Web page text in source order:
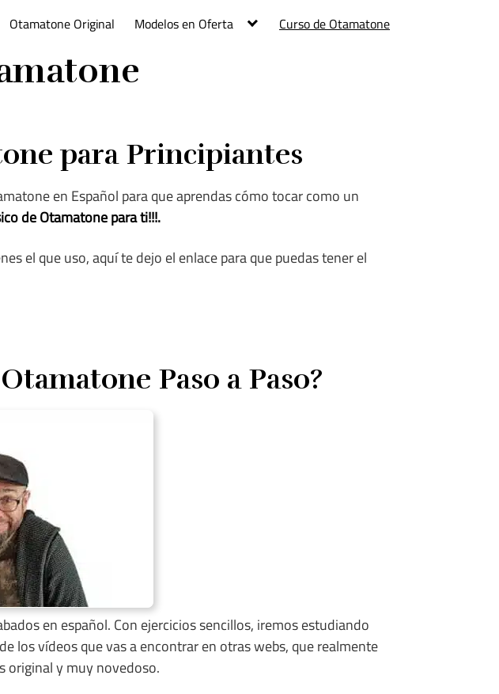
Otamatone Original Modelos en Oferta Curso de Otamatone
para Principiantes
en Español para que aprendas cómo tocar como un
de Otamatone para ti!!!.
el que uso, aquí te dejo el enlace para que puedas tener el
Paso a Paso?
en español. Con ejercicios sencillos, iremos estudiando
los vídeos que vas a encontrar en otras webs, que realmente
original y muy novedoso.